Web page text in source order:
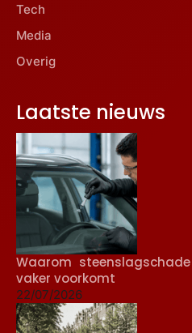
Tech
Media
Overig
Laatste nieuws
Waarom
vaker voorkomt
22/07/2026